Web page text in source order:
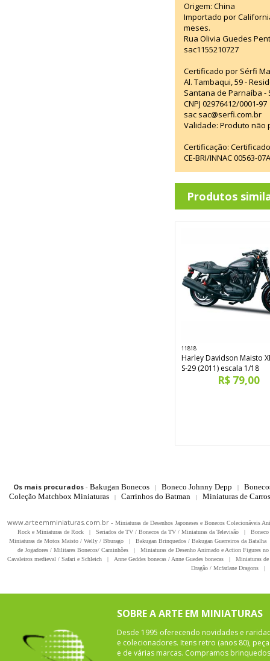
Origem: China
Importado por
meses.
Rua Olivia Guedes
sac1155210727
Certificado por Sérfi
Al. Tambaqui, 59 -
Santana de Parnaíba -
CNPJ 02976412/0001-97
sac sac@serfi.com.br
Validade: Produto não
Certificação:
CE-BRI/INNAC 00563-
Produtos
11818
Harley Davidson Maisto
S-29 (2011) escala 1/18
R$ 79,00
Os mais procurados- Bakugan Bonecos | Boneco Johnny Depp |
Coleção Matchbox Miniaturas
| Carrinhos do Batman | Miniaturas de
www.arteemminiaturas.com.br - Miniaturas de Desenhos Japoneses e Bonecos Colecionáveis
Rock e Miniaturas de Rock
| Seriados de TV / Bonecos da TV / Miniaturas da Televisão |
Miniaturas de Motos Maisto / Welly / Bburago
| Bakugan Brinquedos / Bakugan Guerreiros da Batalha
de Jogadores / Militares Bonecos/ Caminhões
|
Miniaturas de Desenho Animado e Action Figures
Cavaleiros medieval / Safari e Schleich
| Anne Geddes bonecas / Anne Guedes bonecas |
Miniaturas
Dragão / Mcfarlane Dragons
|
SOBRE A ARTE EM MINIATURAS
Desde 1995 oferecendo novidades e
e colecionadores. Itens retro (anos 80),
e de várias marcas. Compramos